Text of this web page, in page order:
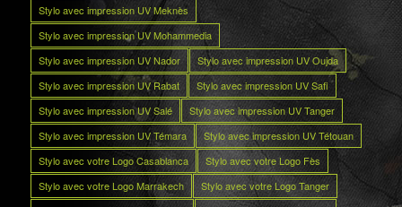
Stylo avec impression UV Meknès
Stylo avec impression UV Mohammedia
Stylo avec impression UV Nador
Stylo avec impression UV Oujda
Stylo avec impression UV Rabat
Stylo avec impression UV Safi
Stylo avec impression UV Salé
Stylo avec impression UV Tanger
Stylo avec impression UV Témara
Stylo avec impression UV Tétouan
Stylo avec votre Logo Casablanca
Stylo avec votre Logo Fès
Stylo avec votre Logo Marrakech
Stylo avec votre Logo Tanger